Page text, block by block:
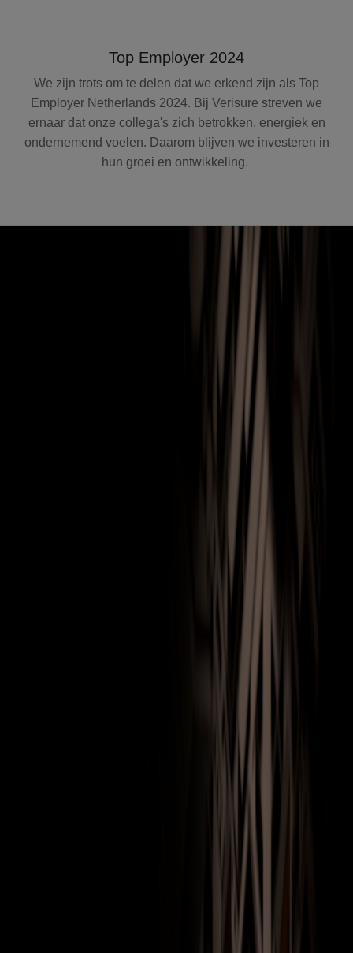
Top Employer 2024
We zijn trots om te delen dat we erkend zijn als Top
Employer Netherlands 2024. Bij Verisure streven we
ernaar dat onze collega's zich betrokken, energiek en
ondernemend voelen. Daarom blijven we investeren in
hun groei en ontwikkeling.